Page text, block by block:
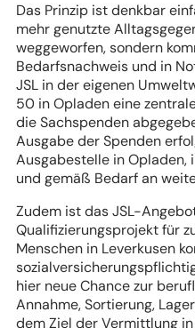
Das Prinzip ist denkbar
mehr genutzte
weggeworfen, sondern
Bedarfsnachweis und in
JSL in der eigenen
50 in Opladen eine
die Sachspenden
Ausgabe der Spenden
Ausgabestelle in Opladen,
und gemäß Bedarf an
Zudem ist das JSL-
Qualifizierungsprojekt für
Menschen in Leverkusen
hier neue Chance zur
Annahme, Sortierung,
dem Ziel der Vermittlung